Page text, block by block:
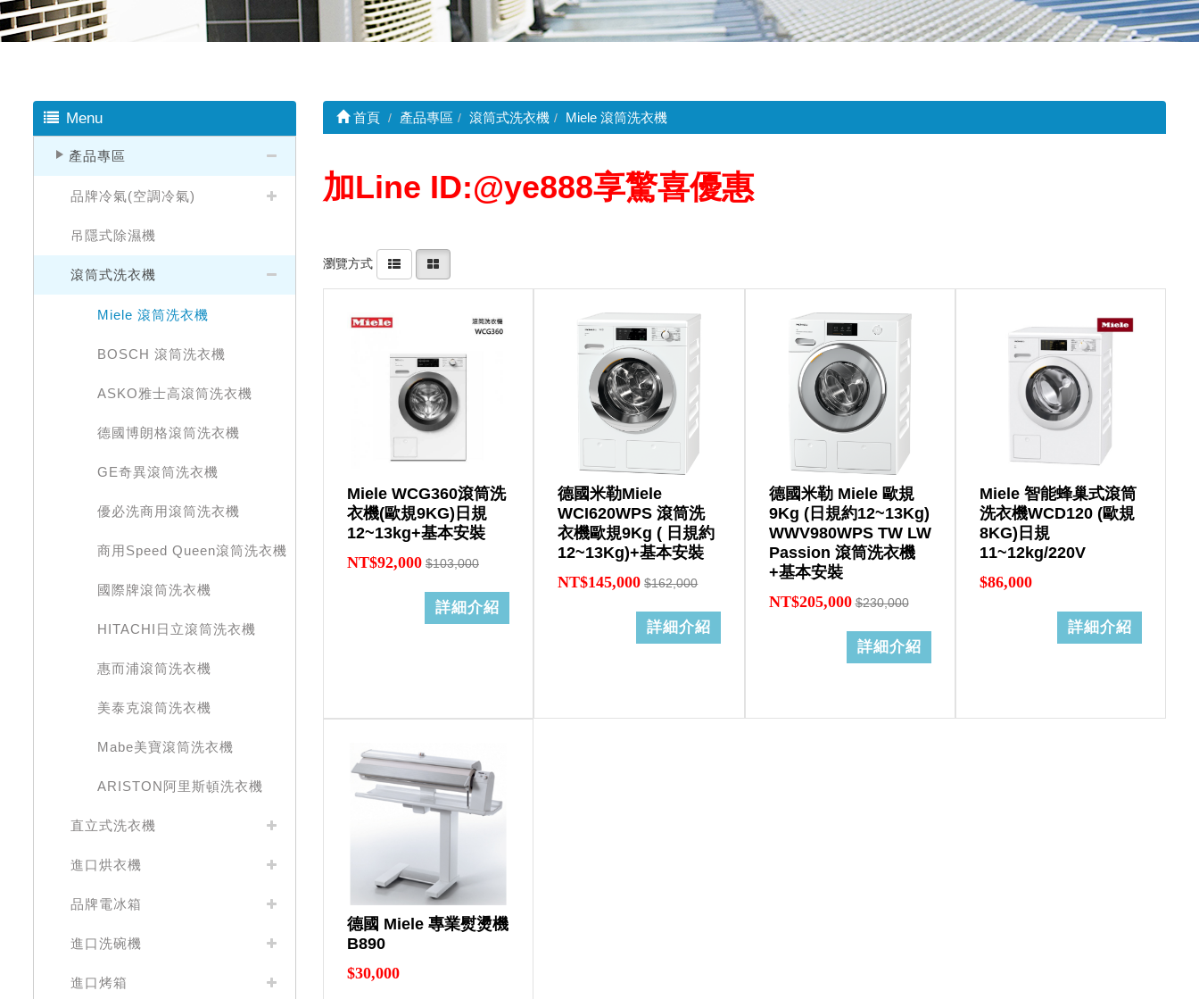
Menu
產品專區
品牌冷氣(空調冷氣)
吊隱式除濕機
滾筒式洗衣機
Miele 滾筒洗衣機
BOSCH 滾筒洗衣機
ASKO雅士高滾筒洗衣機
德國博朗格滾筒洗衣機
GE奇異滾筒洗衣機
優必洗商用滾筒洗衣機
商用Speed Queen滾筒洗衣機
國際牌滾筒洗衣機
HITACHI日立滾筒洗衣機
惠而浦滾筒洗衣機
美泰克滾筒洗衣機
Mabe美寶滾筒洗衣機
ARISTON阿里斯頓洗衣機
直立式洗衣機
進口烘衣機
品牌電冰箱
進口洗碗機
進口烤箱
首頁 產品專區 滾筒式洗衣機 Miele 滾筒洗衣機
加Line ID:@ye888享驚喜優惠
瀏覽方式
Miele WCG360滾筒洗
衣機(歐規9KG)日規
12~13kg+基本安裝
NT$92,000 $103,000
詳細介紹
德國米勒Miele
WCI620WPS 滾筒洗
衣機歐規9Kg ( 日規約
12~13Kg)+基本安裝
NT$145,000 $162,000
詳細介紹
德國米勒 Miele 歐規
9Kg (日規約12~13Kg)
WWV980WPS TW LW
Passion 滾筒洗衣機
+基本安裝
NT$205,000 $230,000
詳細介紹
Miele 智能蜂巢式滾筒
洗衣機WCD120 (歐規
8KG)日規
11~12kg/220V
$86,000
詳細介紹
德國 Miele 專業熨燙機
B890
$30,000